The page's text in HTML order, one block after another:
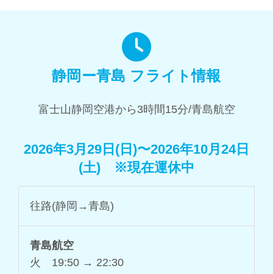
静岡ー青島 フライト情報
富士山静岡空港から3時間15分/青島航空
2026年3月29日(日)〜2026年10月24日
(土) ※現在運休中
往路(静岡→青島)
青島航空
火 19:50 → 22:30